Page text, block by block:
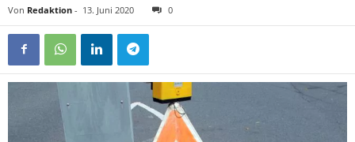
Von Redaktion - 13. Juni 2020 0